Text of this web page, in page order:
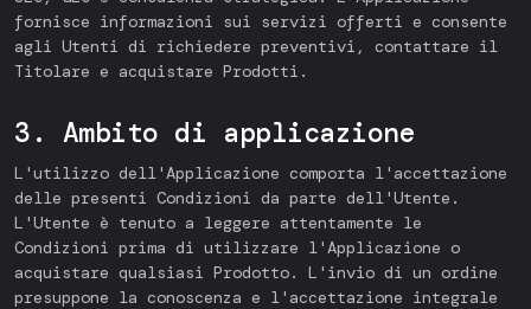
fornisce informazioni sui servizi offerti e consente
agli Utenti di richiedere preventivi, contattare il
Titolare e acquistare Prodotti.
3. Ambito di applicazione
L'utilizzo dell'Applicazione comporta l'accettazione
delle presenti Condizioni da parte dell'Utente.
L'Utente è tenuto a leggere attentamente le
Condizioni prima di utilizzare l'Applicazione o
acquistare qualsiasi Prodotto. L'invio di un ordine
presuppone la conoscenza e l'accettazione integrale